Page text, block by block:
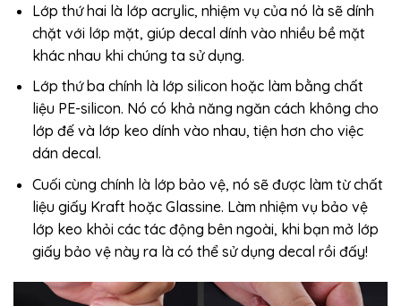
Lớp thứ hai là lớp acrylic, nhiệm vụ của nó là sẽ dính
chặt với lớp mặt, giúp decal dính vào nhiều bề mặt
khác nhau khi chúng ta sử dụng.
Lớp thứ ba chính là lớp silicon hoặc làm bằng chất
liệu PE-silicon. Nó có khả năng ngăn cách không cho
lớp đế và lớp keo dính vào nhau, tiện hơn cho việc
dán decal.
Cuối cùng chính là lớp bảo vệ, nó sẽ được làm từ chất
liệu giấy Kraft hoặc Glassine. Làm nhiệm vụ bảo vệ
lớp keo khỏi các tác động bên ngoài, khi bạn mở lớp
giấy bảo vệ này ra là có thể sử dụng decal rồi đấy!